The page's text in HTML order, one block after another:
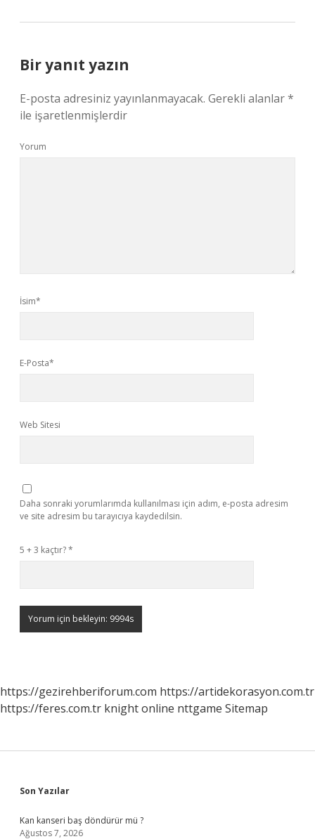
Bir yanıt yazın
E-posta adresiniz yayınlanmayacak. Gerekli alanlar*
ile işaretlenmişlerdir
Yorum
İsim*
E-Posta*
Web Sitesi
Daha sonraki yorumlarımda kullanılması için adım, e-posta adresim
ve site adresim bu tarayıcıya kaydedilsin.
5 + 3 kaçtır?*
https://gezirehberiforum.com https://artidekorasyon.com.tr
https://feres.com.tr knight online nttgame Sitemap
Sidebar
Son Yazılar
Kan kanseri baş döndürür mü ?
Ağustos 7, 2026